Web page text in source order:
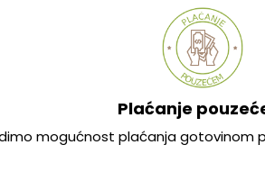
Plaćanje
mogućnost plaćanja gotovinom